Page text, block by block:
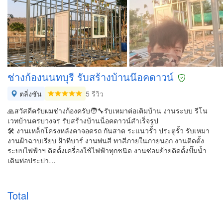
ช่างก้องนนทบุรี รับสร้างบ้านน๊อค​ดาวน์
ตลิ่งชัน
5 รีวิว
🙏สวัสดีครับผมช่างก้องครับ🧑‍🔧รับเหมาต่อเติมบ้าน งานระบบ รีโน
เวทบ้านครบวงจร รับสร้างบ้านน็อคดาวน์สำเร็จรูป
🛠️ งานเหล็กโครงหลังคา​จอดรถ​ กันสาด ระแนวรั้ว​ ประตูรั้ว รับเหมา
งานฝ้าฉาบเรียบ ฝ้าทีบาร์ งานพ่นสี ทาสีภายในภายนอก งานติดตั้ง
ระบบไฟฟ้า​ฯ ติดตั้งเครื่องใช้ไฟฟ้าทุกชนิด​ งานซ่อมย้ายติดตั้งปั๊มน้ำ
เดินท่อประปา​…
Total